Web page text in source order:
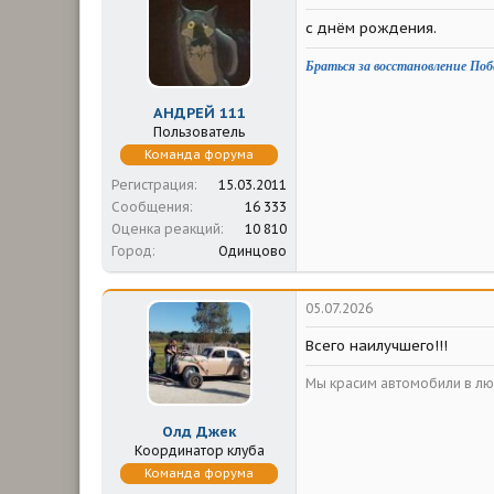
АНДРЕЙ 111
Пользователь
Команда форума
Регистрация
15.03.2011
Сообщения
16 333
Оценка реакций
10 810
Город
Одинцово
с днём рождения.
Браться за восстановление
Олд Джек
Координатор клуба
Команда форума
05.07.2026
Всего наилучшего!!!
Мы красим автомобили в